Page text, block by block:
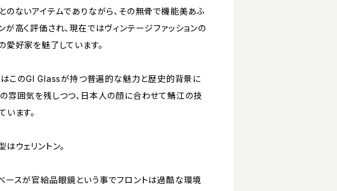
のないアイテムでありながら、その無骨で機能美あふ
が高く評価され、現在ではヴィンテージファッションの
愛好家を魅了しています。
はこのGI Glassが持つ普遍的な魅力と歴史的背景に
雰囲気を残しつつ、日本人の顔に合わせて鯖江の技
います。
はウェリントン。
ースが官給品眼鏡という事でフロントは過酷な環境